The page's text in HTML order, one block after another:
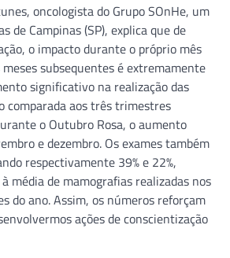
oncologista do Grupo SOnHe, um
de Campinas (SP), explica que de
o impacto durante o próprio mês
subsequentes é extremamente
significativo na realização das
comparada aos três trimestres
o Outubro Rosa, o aumento
e dezembro. Os exames também
respectivamente 39% e 22%,
média de mamografias realizadas nos
do ano. Assim, os números reforçam
ações de conscientização